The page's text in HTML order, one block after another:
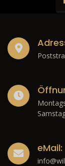
eMail: